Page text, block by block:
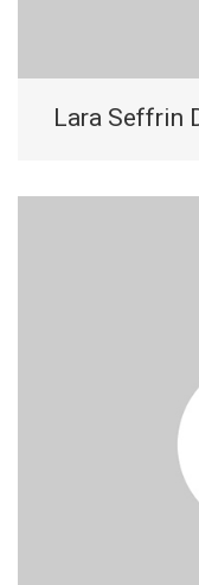
Lara Seffrin